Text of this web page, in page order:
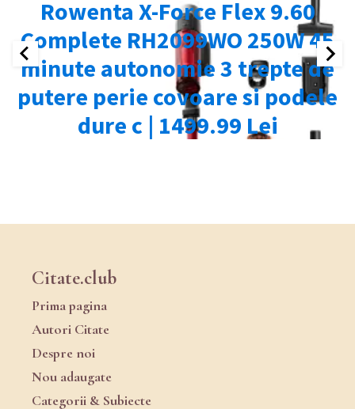
Citate.club
Prima pagina
Autori Citate
Despre noi
Nou adaugate
Categorii & Subiecte